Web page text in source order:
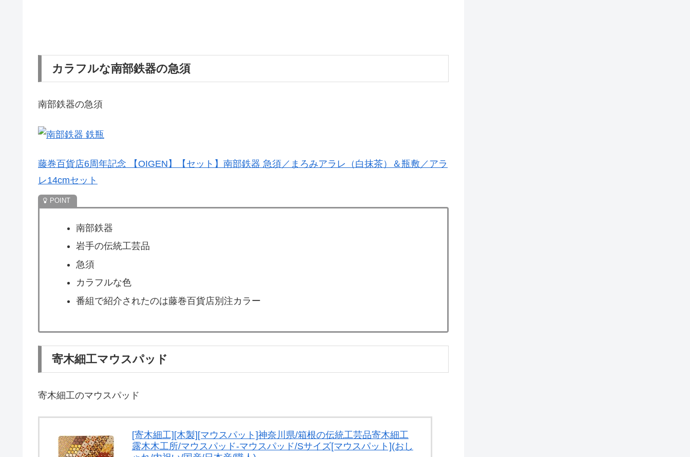
カラフルな南部鉄器の急須
南部鉄器の急須
藤巻百貨店6周年記念 【OIGEN】【セット】南部鉄器 急須／まろみアラレ（白抹茶）＆瓶敷／アラ
レ14cmセット
南部鉄器
岩手の伝統工芸品
急須
カラフルな色
番組で紹介されたのは藤巻百貨店別注カラー
寄木細工マウスパッド
寄木細工のマウスパッド
[寄木細工][木製][マウスパット]神奈川県/箱根の伝統工芸品寄木細工
露木木工所/マウスパッド-マウスパッド/Sサイズ[マウスパット](おし